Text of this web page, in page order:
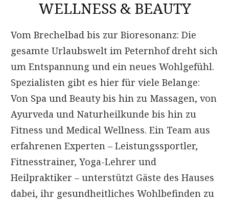
WELLNESS & BEAUTY
Vom Brechelbad bis zur Bioresonanz: Die
gesamte Urlaubswelt im Peternhof dreht sich
um Entspannung und ein neues Wohlgefühl.
Spezialisten gibt es hier für viele Belange:
Von Spa und Beauty bis hin zu Massagen, von
Ayurveda und Naturheilkunde bis hin zu
Fitness und Medical Wellness. Ein Team aus
erfahrenen Experten – Leistungssportler,
Fitnesstrainer, Yoga-Lehrer und
Heilpraktiker – unterstützt Gäste des Hauses
dabei, ihr gesundheitliches Wohlbefinden zu